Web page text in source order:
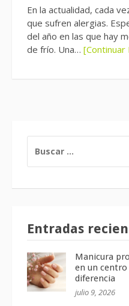
En la actualidad, cada
que sufren alergias.
del año en las que hay
de frío. Una… [Continuar
Entradas
Manicura
en un centro
diferencia
julio 9, 2026